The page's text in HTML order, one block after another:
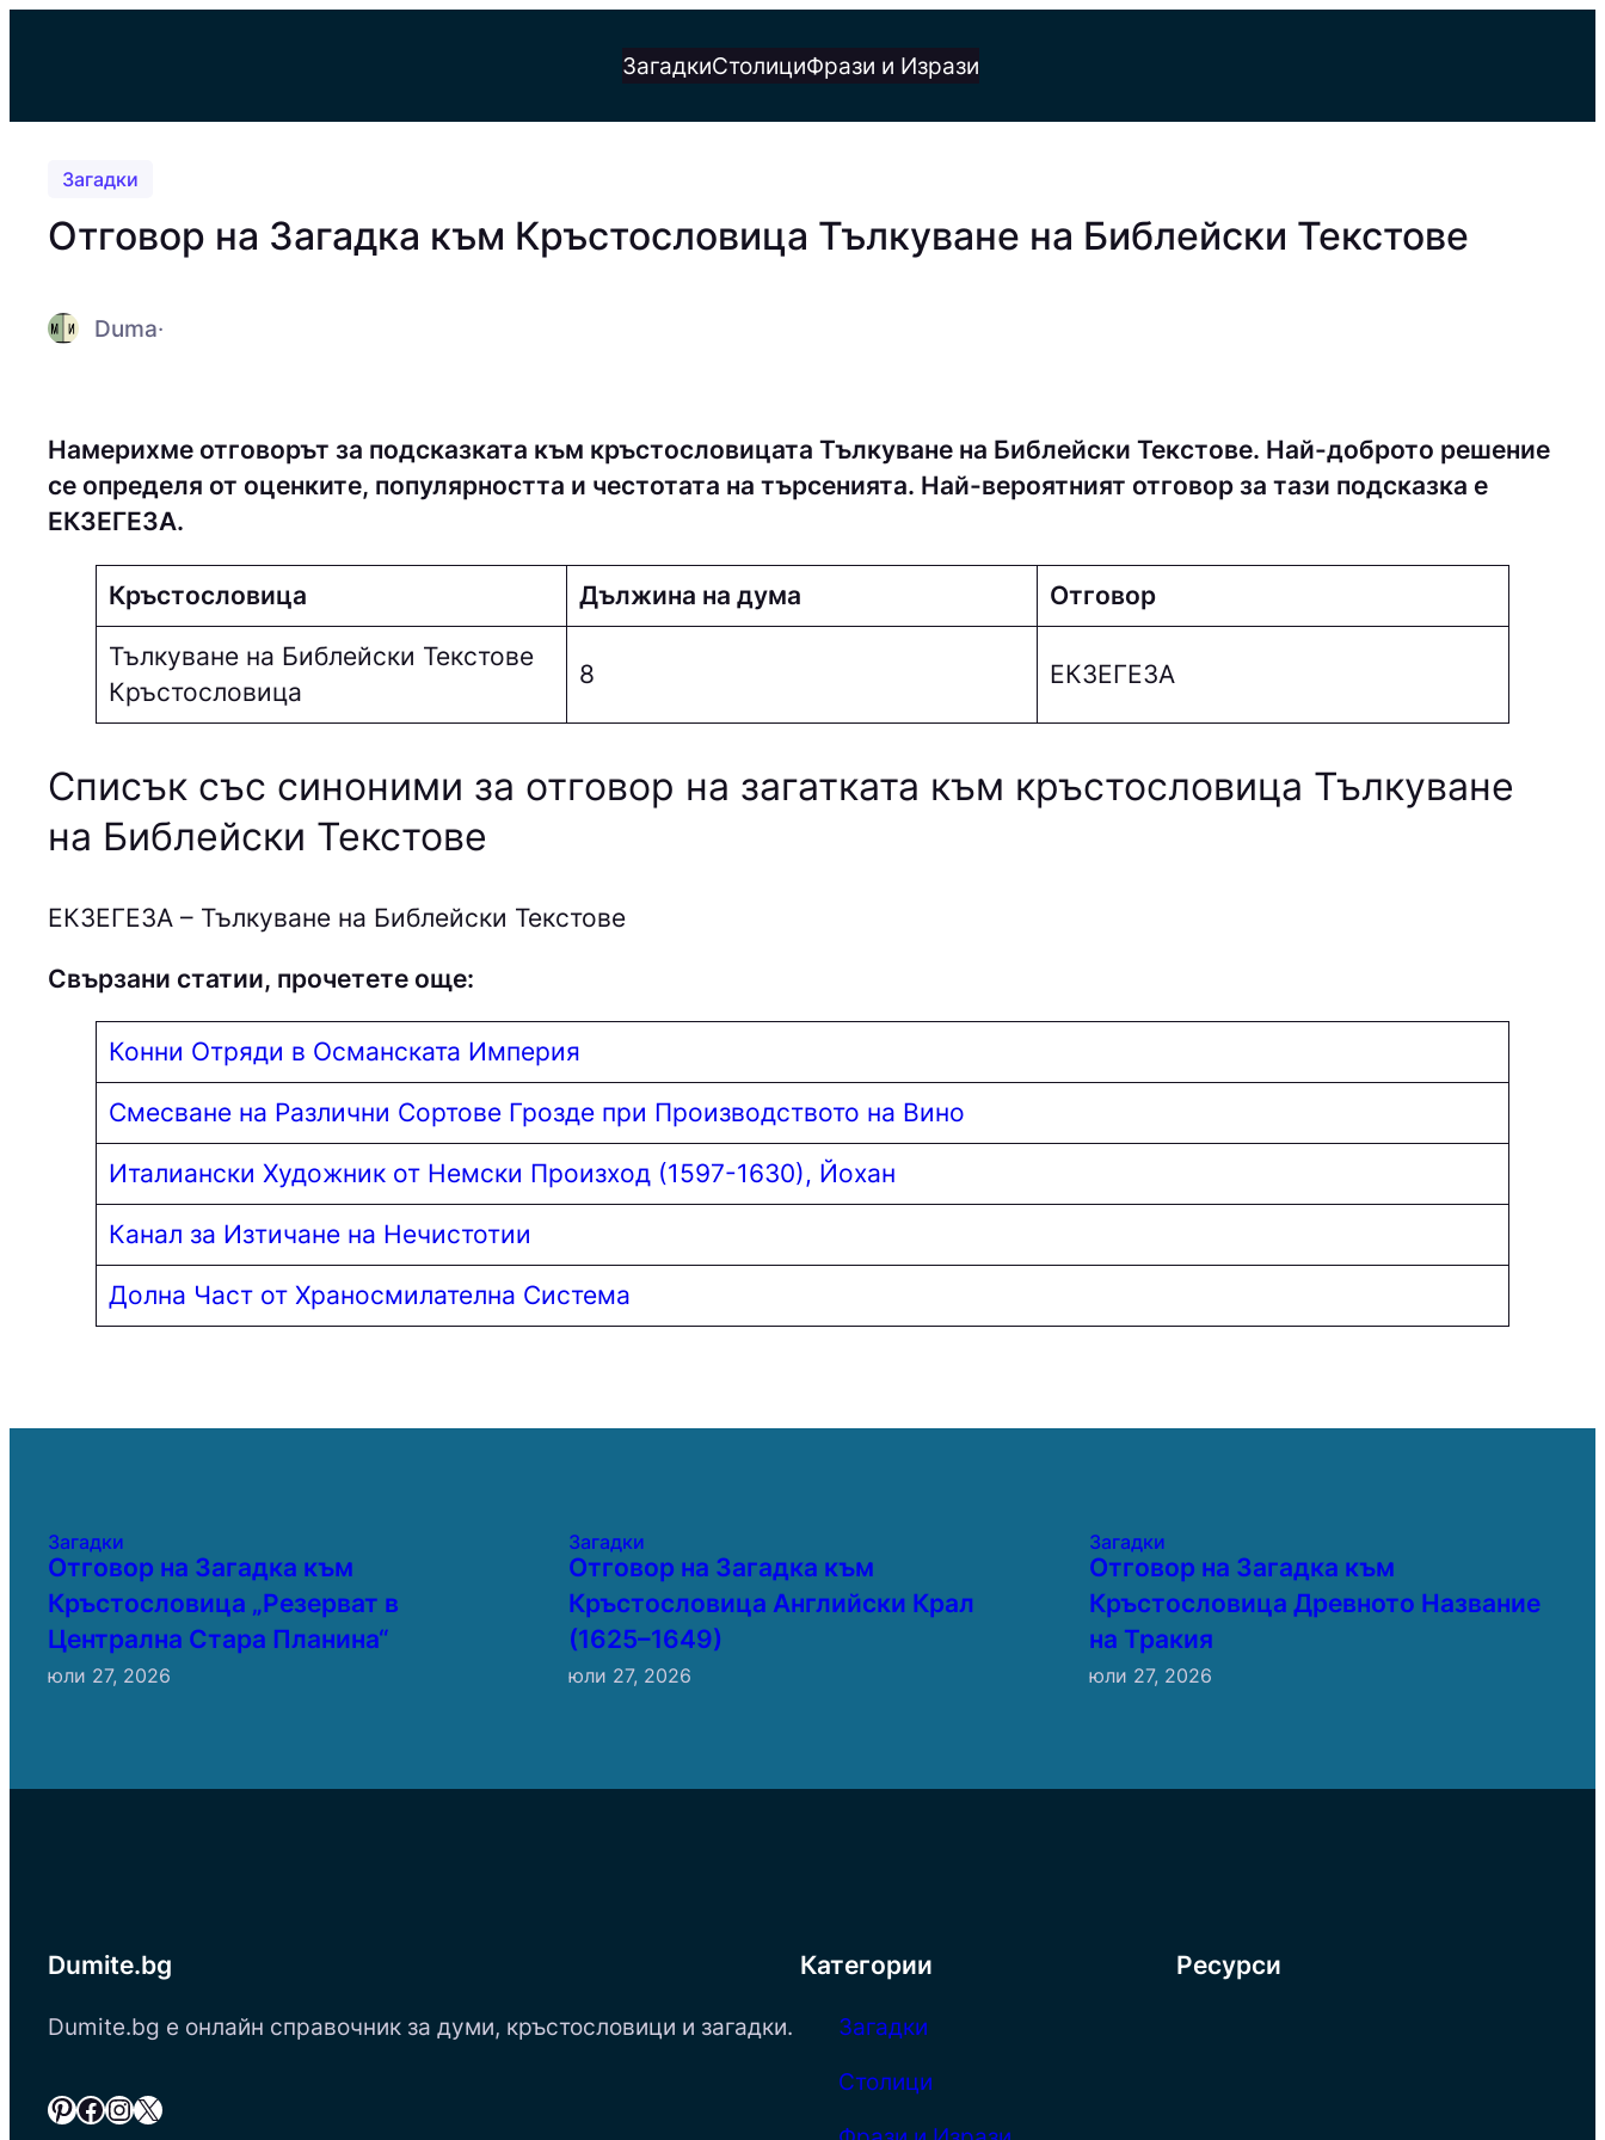
ЗагадкиСтолициФрази и Изрази
Загадки
Отговор на Загадка към Кръстословица Тълкуване на Библейски Текстове
Duma·
Намерихме отговорът за подсказката към кръстословицата Тълкуване на Библейски Текстове. Най-доброто решение
се определя от оценките, популярността и честотата на търсенията. Най-вероятният отговор за тази подсказка е
EКЗEГEЗA.
Кръстословица Дължина на дума Отговор
Тълкуване на Библейски Текстове
Кръстословица
8 EКЗEГEЗA
Списък със синоними за отговор на загатката към кръстословица Тълкуване
на Библейски Текстове
EКЗEГEЗA – Тълкуване на Библейски Текстове
Свързани статии, прочетете още:
Конни Отряди в Османската Империя
Смесване на Различни Сортове Грозде при Производството на Вино
Италиански Художник от Немски Произход (1597-1630), Йохан
Канал за Изтичане на Нечистотии
Долна Част от Храносмилателна Система
Загадки
Отговор на Загадка към
Кръстословица „Резерват в
Централна Стара Планина“
юли 27, 2026
Загадки
Отговор на Загадка към
Кръстословица Английски Крал
(1625–1649)
юли 27, 2026
Загадки
Отговор на Загадка към
Кръстословица Древното Название
на Тракия
юли 27, 2026
Dumite.bg
Dumite.bg е онлайн справочник за думи, кръстословици и загадки.
Pinterest Facebook InstagramX
Категории
Загадки
Столици
Ресурси